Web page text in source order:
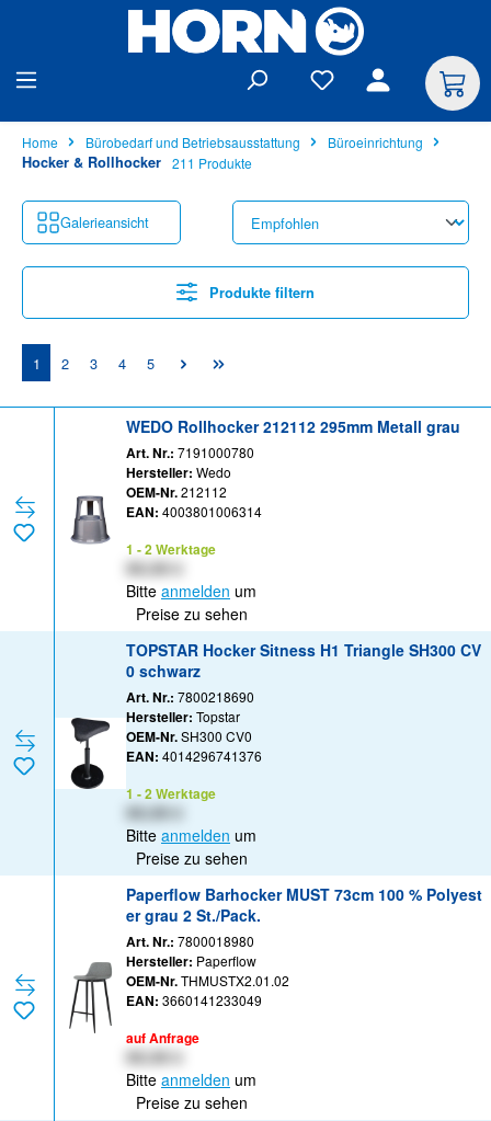
Home Bürobedarf und Betriebsausstattung Büroeinrichtung
Hocker & Rollhocker 211 Produkte
Galerieansicht
Produkte filtern
Seite
1 Seite
2 Seite
3 Seite
4 Seite
5
WEDO Rollhocker 212112 295mm Metall grau
Art. Nr.: 7191000780
Hersteller: Wedo
OEM-Nr.212112
EAN: 4003801006314
1 - 2 Werktage
Bitte anmelden um
Preise zu sehen
TOPSTAR Hocker Sitness H1 Triangle SH300 CV
0 schwarz
Art. Nr.: 7800218690
Hersteller: Topstar
OEM-Nr.SH300 CV0
EAN: 4014296741376
1 - 2 Werktage
Bitte anmelden um
Preise zu sehen
Paperflow Barhocker MUST 73cm 100 % Polyest
er grau 2 St./Pack.
Art. Nr.: 7800018980
Hersteller: Paperflow
OEM-Nr.THMUSTX2.01.02
EAN: 3660141233049
auf Anfrage
Bitte anmelden um
Preise zu sehen